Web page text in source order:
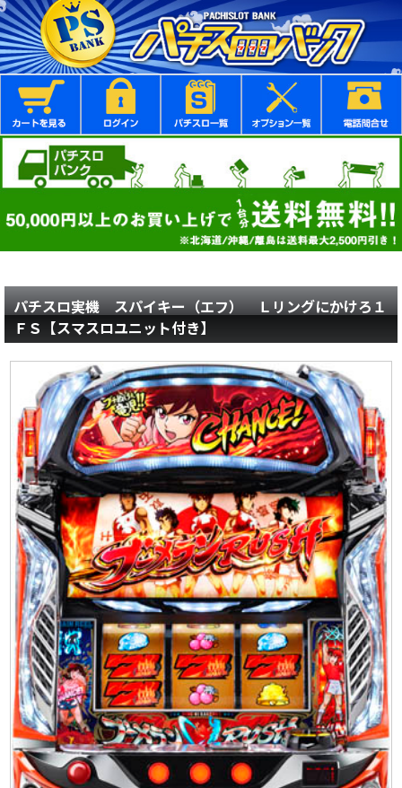
パチスロ実機 スパイキー（エフ） Ｌリングにかけろ１
ＦＳ【スマスロユニット付き】